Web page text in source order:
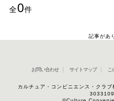
全0件
記事があ
お問い合わせ サイトマップ こ
カルチュア・コンビニエンス・ク